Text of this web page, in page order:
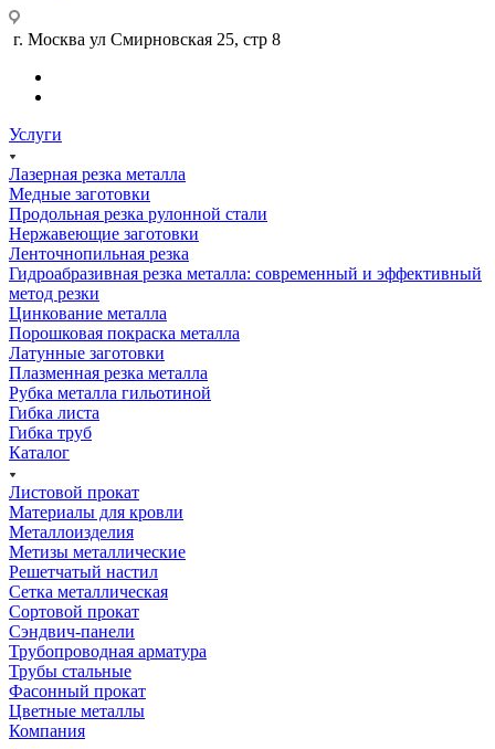
г. Москва ул Смирновская 25, стр 8
Услуги
Лазерная резка металла
Медные заготовки
Продольная резка рулонной стали
Нержавеющие заготовки
Ленточнопильная резка
Гидроабразивная резка металла: современный и эффективный
метод резки
Цинкование металла
Порошковая покраска металла
Латунные заготовки
Плазменная резка металла
Рубка металла гильотиной
Гибка листа
Гибка труб
Каталог
Листовой прокат
Материалы для кровли
Металлоизделия
Метизы металлические
Решетчатый настил
Сетка металлическая
Сортовой прокат
Сэндвич-панели
Трубопроводная арматура
Трубы стальные
Фасонный прокат
Цветные металлы
Компания